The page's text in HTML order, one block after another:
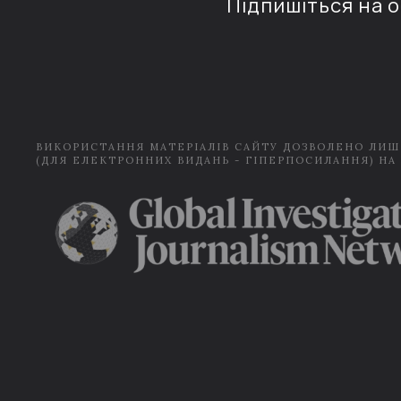
Підпишіться на
ВИКОРИСТАННЯ МАТЕРІАЛІВ САЙТУ ДОЗВОЛЕНО
(ДЛЯ ЕЛЕКТРОННИХ ВИДАНЬ - ГІПЕРПОСИЛАННЯ) НА